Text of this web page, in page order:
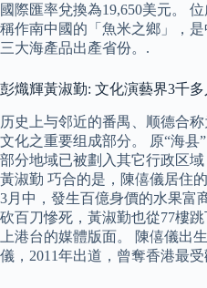
國際匯率兌換為19,650美元。
稱作南中國的「魚米之鄉」，
三大海產品出產省份。.
彭熾輝黃淑勤: 文化演藝界3千
历史上与邻近的番禺、顺德合
文化之重要组成部分。 原“海县
部分地域已被劃入其它行政区
黃淑勤 巧合的是，陳僖儀居住
3月中，發生百億身價的水果富
砍百刀慘死，黃淑勤也從77樓
上港台的媒體版面。 陳僖儀出
儀，2011年出道，曾奪香港最受